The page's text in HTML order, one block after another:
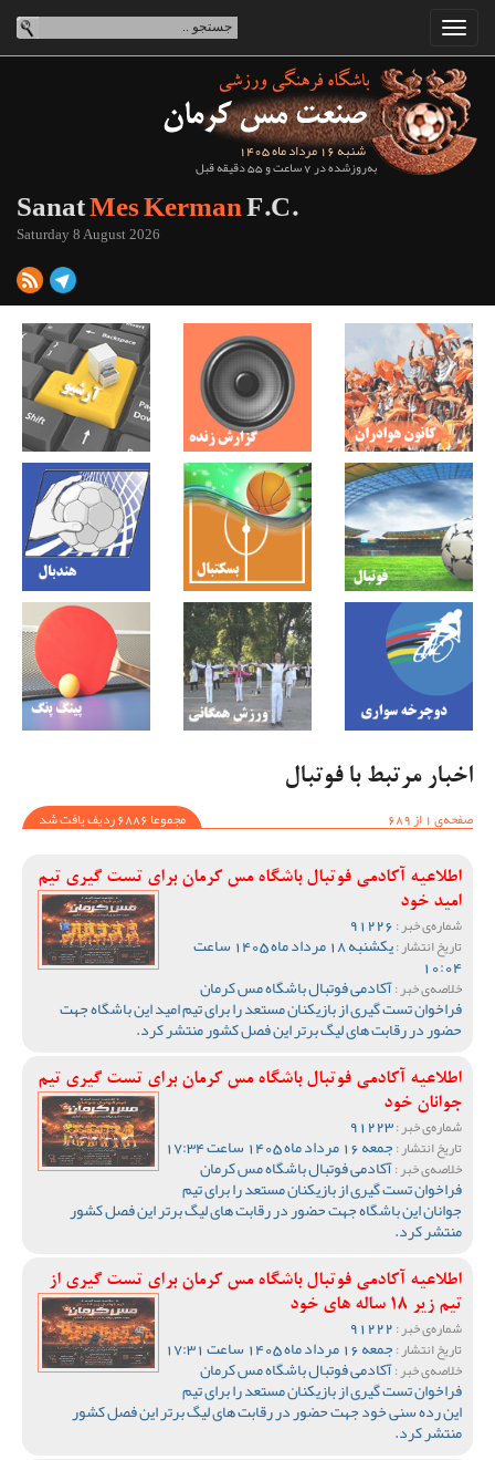
شنبه 16 مرداد ماه 1405
به‌روزشده در 7 ساعت و 55 دقیقه قبل
SanatMes KermanF.C.
Saturday 8 August 2026
اخبار مرتبط با فوتبال
صفحه‌ی 1 از 689
مجموعا 6886 ردیف یافت شد
اطلاعیه آکادمی فوتبال باشگاه مس کرمان برای تست گیری تیم
امید خود
شماره‌ی خبر :
تاریخ انتشار : یکشنبه 18 مرداد ماه 1405 ساعت
10:04
خلاصه‌ی خبر :آکادمی فوتبال باشگاه مس کرمان
فراخوان تست گیری از بازیکنان مستعد را برای تیم امید این باشگاه جهت
حضور در رقابت های لیگ برتر این فصل کشور منتشر کرد.
اطلاعیه آکادمی فوتبال باشگاه مس کرمان برای تست گیری تیم
جوانان خود
شماره‌ی خبر :
تاریخ انتشار :جمعه 16 مرداد ماه 1405 ساعت 17:34
خلاصه‌ی خبر :آکادمی فوتبال باشگاه مس کرمان
فراخوان تست گیری از بازیکنان مستعد را برای تیم
جوانان این باشگاه جهت حضور در رقابت های لیگ برتر این فصل کشور
منتشر کرد.
اطلاعیه آکادمی فوتبال باشگاه مس کرمان برای تست گیری از
تیم زیر 18 ساله های خود
شماره‌ی خبر :
تاریخ انتشار :جمعه 16 مرداد ماه 1405 ساعت 17:31
خلاصه‌ی خبر :آکادمی فوتبال باشگاه مس کرمان
فراخوان تست گیری از بازیکنان مستعد را برای تیم
این رده سنی خود جهت حضور در رقابت های لیگ برتر این فصل کشور
منتشر کرد.